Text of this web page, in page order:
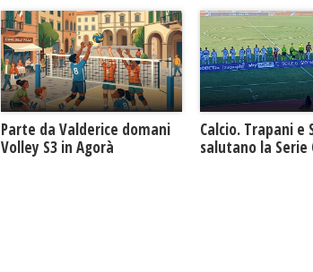
Parte da Valderice domani
Volley S3 in Agorà
Calcio. Trapani e
salutano la Serie